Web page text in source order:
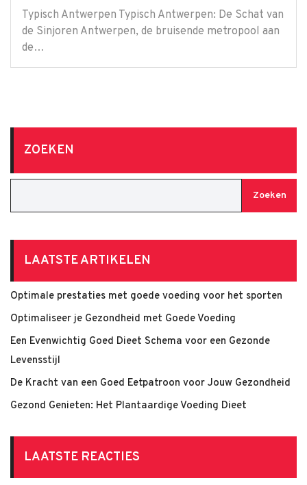
Typisch Antwerpen Typisch Antwerpen: De Schat van
de Sinjoren Antwerpen, de bruisende metropool aan
de…
ZOEKEN
Zoeken
LAATSTE ARTIKELEN
Optimale prestaties met goede voeding voor het sporten
Optimaliseer je Gezondheid met Goede Voeding
Een Evenwichtig Goed Dieet Schema voor een Gezonde
Levensstijl
De Kracht van een Goed Eetpatroon voor Jouw Gezondheid
Gezond Genieten: Het Plantaardige Voeding Dieet
LAATSTE REACTIES